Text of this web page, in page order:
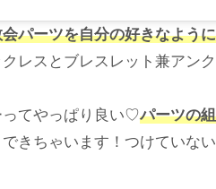
パーツを自分の好きなよう
レスとブレスレット兼アン
ってやっぱり良い♡パーツの
きちゃいます！つけていな